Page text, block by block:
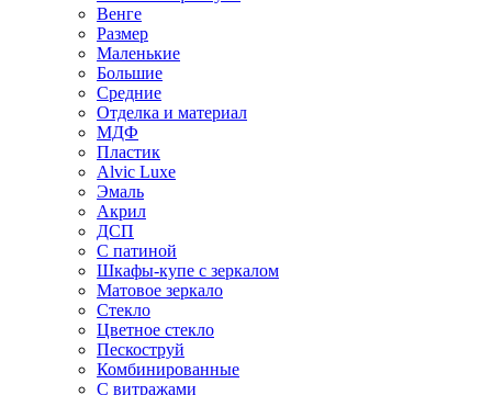
Венге
Размер
Маленькие
Большие
Средние
Отделка и материал
МДФ
Пластик
Alvic Luxe
Эмаль
Акрил
ДСП
С патиной
Шкафы-купе с зеркалом
Матовое зеркало
Стекло
Цветное стекло
Пескоструй
Комбинированные
С витражами